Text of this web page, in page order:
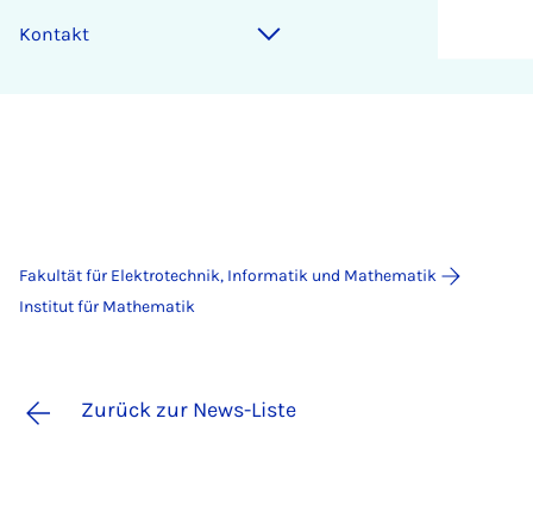
Kontakt
Fakultät für Elektrotechnik, Informatik und Mathematik
Institut für Mathematik
Zurück zur News-Liste